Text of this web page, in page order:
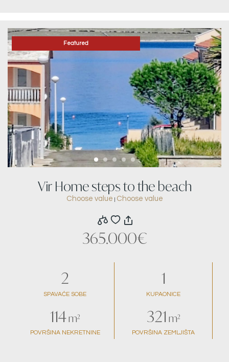
Featured
Vir Home steps to the beach
Choose value Choose value
365.000€
2
SPAVAĆE SOBE
1
KUPAONICE
114m²
POVRŠINA NEKRETNINE
321 m²
POVRŠINA ZEMLJIŠTA